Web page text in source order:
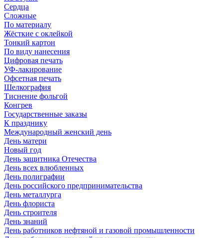
Сердца
Сложные
По материалу
Жёсткие с оклейкой
Тонкий картон
По виду нанесения
Цифровая печать
УФ-лакирование
Офсетная печать
Шелкография
Тиснение фольгой
Конгрев
Государственные заказы
К празднику
Международный женский день
День матери
Новый год
День защитника Отечества
День всех влюбленных
День полиграфии
День российского предпринимательства
День металлурга
День флориста
День строителя
День знаний
День работников нефтяной и газовой промышленности